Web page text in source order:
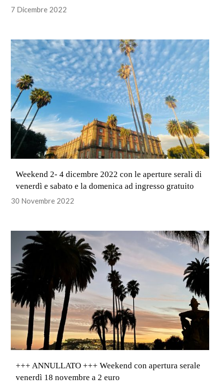
7 Dicembre 2022
Weekend 2- 4 dicembre 2022 con le aperture serali di
venerdì e sabato e la domenica ad ingresso gratuito
30 Novembre 2022
+++ ANNULLATO +++ Weekend con apertura serale
venerdì 18 novembre a 2 euro